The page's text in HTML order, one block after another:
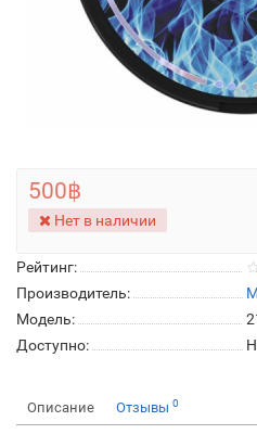
Рейтинг:
Производитель:
Модель:
Доступно:
500฿
Нет в наличии
Описание Отзывы 0